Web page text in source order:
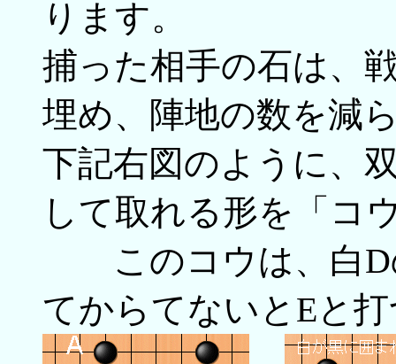
ります。
捕った相手の石は、
埋め、陣地の数を減
下記右図のように、
して取れる形を「コ
このコウは、白D
てからてないとEと